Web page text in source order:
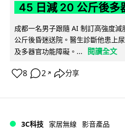
45 日減 20 公斤後多
成都一名男子跟隨 AI 制訂高強度
公斤後昏迷送院。醫生診斷他患上
及多器官功能障礙。...
閱讀全文
8 2 ↗ 分享
3C科技 家居無線 影音產品